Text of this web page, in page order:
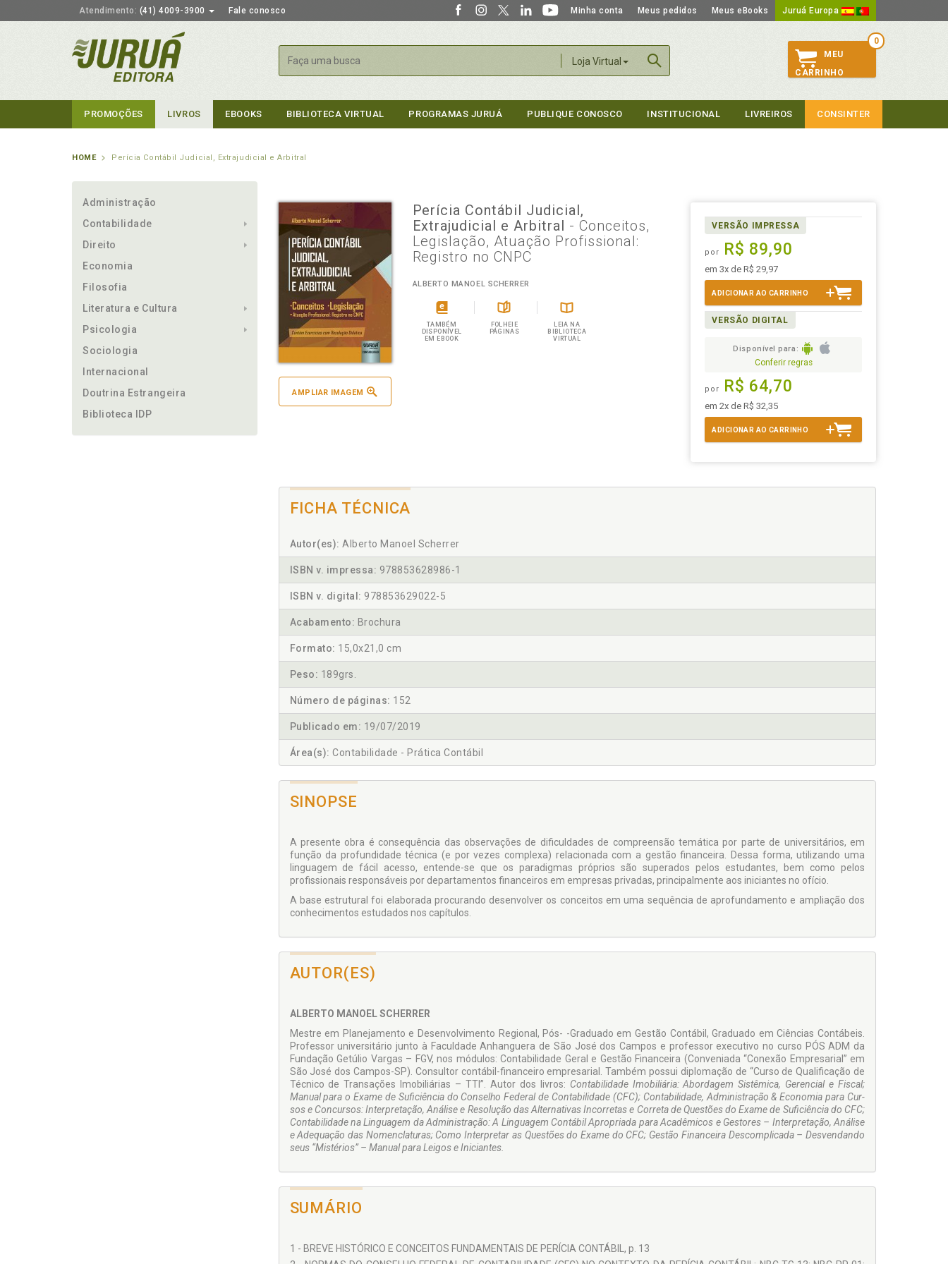
Atendimento: (41) 4009-3900 Fale conosco Minha conta Meus pedidos Meus eBooks Juruá Europa
Loja Virtual
Buscar
0
MEU
CARRINHO
PROMOÇÕES LIVROS EBOOKS BIBLIOTECA VIRTUAL PROGRAMAS JURUÁ PUBLIQUE CONOSCO INSTITUCIONAL LIVREIROS CONSINTER
HOME Perícia Contábil Judicial, Extrajudicial e Arbitral
Administração
Contabilidade
Direito
Economia
Filosofia
Literatura e Cultura
Psicologia
Sociologia
Internacional
Doutrina Estrangeira
Biblioteca IDP
AMPLIAR IMAGEM
Perícia Contábil Judicial,
Extrajudicial e Arbitral - Conceitos,
Legislação, Atuação Profissional:
Registro no CNPC
ALBERTO MANOEL SCHERRER
TAMBÉM
DISPONÍVEL
EM EBOOK
FOLHEIE
PÁGINAS
LEIA NA
BIBLIOTECA
VIRTUAL
VERSÃO IMPRESSA
por R$ 89,90
em 3x de R$ 29,97
ADICIONAR AO CARRINHO
VERSÃO DIGITAL
Disponível para:
Conferir regras
por R$ 64,70
em 2x de R$ 32,35
ADICIONAR AO CARRINHO
FICHA TÉCNICA
Autor(es): Alberto Manoel Scherrer
ISBN v. impressa: 978853628986-1
ISBN v. digital: 978853629022-5
Acabamento: Brochura
Formato: 15,0x21,0 cm
Peso: 189grs.
Número de páginas: 152
Publicado em: 19/07/2019
Área(s): Contabilidade - Prática Contábil
SINOPSE
A presente obra é consequência das observações de dificuldades de compreensão temática por parte de universitários, em
função da pro­fundidade técnica (e por vezes complexa) relacionada com a gestão financeira. Dessa forma, utilizando uma
linguagem de fácil acesso, en­tende-se que os paradigmas próprios são superados pelos estudantes, bem como pelos
profissionais responsáveis por departamentos finan­ceiros em empresas privadas, principalmente aos iniciantes no ofício.
A base estrutural foi elaborada procurando desenvolver os conceitos em uma sequência de aprofundamento e ampliação dos
conhecimen­tos estudados nos capítulos.
AUTOR(ES)
ALBERTO MANOEL SCHERRER
Mestre em Planejamento e De­senvolvimento Regional, Pós- -Graduado em Gestão Contábil, Graduado em Ciências Con­tábeis.
Professor universitário junto à Faculdade Anhanguera de São José dos Campos e professor executivo no curso PÓS ADM da
Fundação Getúlio Vargas – FGV, nos módulos: Contabilidade Geral e Gestão Financeira (Conveniada “Conexão Empresarial” em
São José dos Campos-SP). Consultor contábil-financeiro empre­sarial. Também possui diplomação de “Curso de Qualifi­cação de
Técnico de Transações Imobiliárias – TTI”. Autor dos livros: Contabilidade Imobiliária: Abordagem Sistêmica, Gerencial e Fiscal;
Manual para o Exame de Suficiência do Con­selho Federal de Contabilidade (CFC); Contabilidade, Administração & Economia para Cur­
sos e Concursos: Interpretação, Análise e Resolução das Alter­nativas Incorretas e Correta de Questões do Exame de Suficiên­cia do CFC;
Contabilidade na Linguagem da Administração: A Linguagem Contábil Apro­priada para Acadêmicos e Gestores – Interpretação, Análise
e Adequação das Nomenclaturas; Como Interpretar as Questões do Exame do CFC; Gestão Financeira Descomplicada – Des­vendando
seus “Mistérios” – Manual para Leigos e Iniciantes.
SUMÁRIO
1 - BREVE HISTÓRICO E CONCEITOS FUNDAMENTAIS DE PERÍCIA CONTÁBIL, p. 13